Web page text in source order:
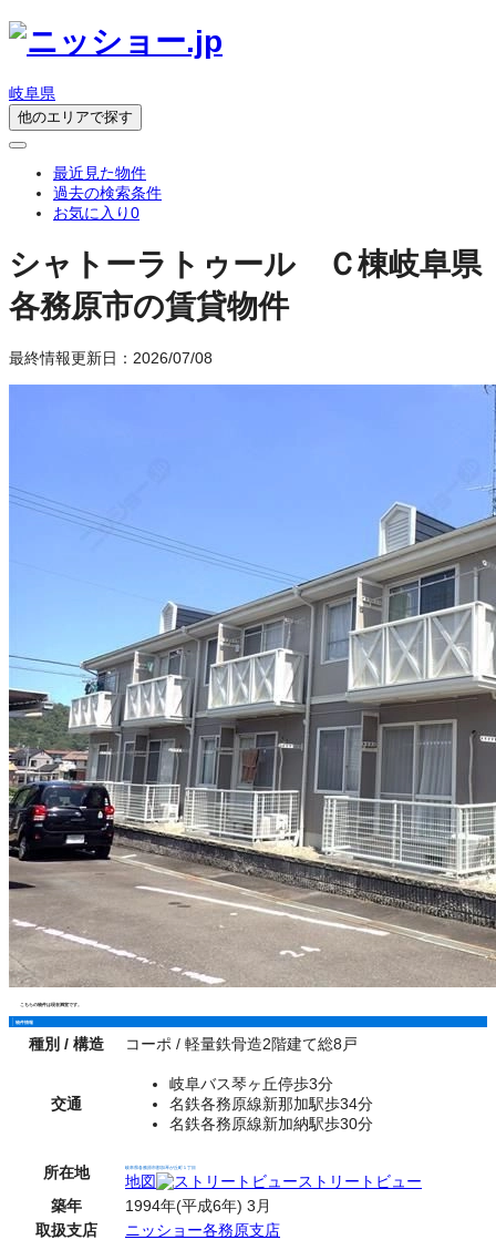
岐阜県
他のエリアで探す
最近見た物件
過去の検索条件
お気に入り0
シャトーラトゥール Ｃ棟岐阜県
各務原市の賃貸物件
最終情報更新日：2026/07/08
こちらの物件は現在満室です。
物件情報
種別 / 構造 コーポ / 軽量鉄骨造2階建て総8戸
交通
岐阜バス琴ヶ丘停歩3分
名鉄各務原線新那加駅歩34分
名鉄各務原線新加納駅歩30分
所在地 岐阜県各務原市那加琴が丘町１丁目
地図
ストリートビュー
築年
1994年(平成6年) 3月
取扱支店
ニッショー各務原支店